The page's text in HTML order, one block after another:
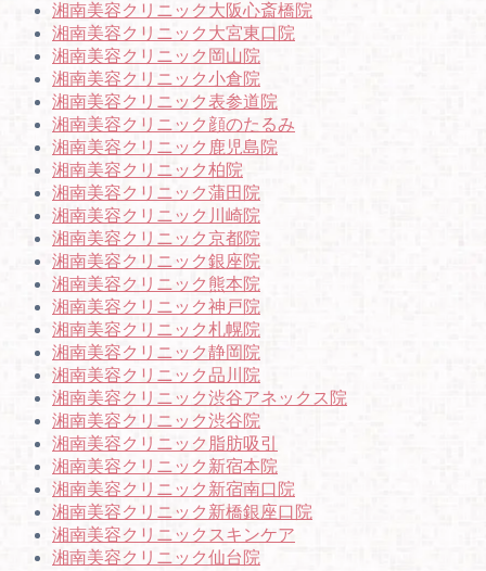
湘南美容クリニック大阪心斎橋院
湘南美容クリニック大宮東口院
湘南美容クリニック岡山院
湘南美容クリニック小倉院
湘南美容クリニック表参道院
湘南美容クリニック顔のたるみ
湘南美容クリニック鹿児島院
湘南美容クリニック柏院
湘南美容クリニック蒲田院
湘南美容クリニック川崎院
湘南美容クリニック京都院
湘南美容クリニック銀座院
湘南美容クリニック熊本院
湘南美容クリニック神戸院
湘南美容クリニック札幌院
湘南美容クリニック静岡院
湘南美容クリニック品川院
湘南美容クリニック渋谷アネックス院
湘南美容クリニック渋谷院
湘南美容クリニック脂肪吸引
湘南美容クリニック新宿本院
湘南美容クリニック新宿南口院
湘南美容クリニック新橋銀座口院
湘南美容クリニックスキンケア
湘南美容クリニック仙台院